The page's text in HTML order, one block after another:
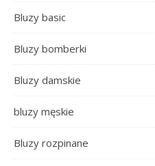
Bluzy basic
Bluzy bomberki
Bluzy damskie
bluzy męskie
Bluzy rozpinane